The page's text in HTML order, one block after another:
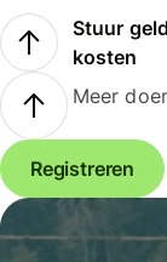
Stuur
kosten
Meer
Registreren